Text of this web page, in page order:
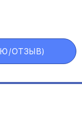
ОТЗЫВ)